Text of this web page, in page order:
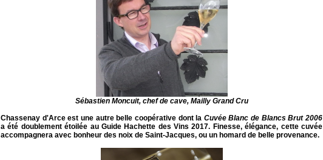
Sébastien Moncuit, chef de cave, Mailly Grand Cru
Chassenay d'Arceest une autre belle coopérative dont la Cuvée Blanc de Blancs Brut 2006
a été doublement étoilée au Guide Hachette des Vins 2017. Finesse, élégance, cette cuvée
accompagnera avec bonheur des noix de Saint-Jacques, ou un homard de belle provenance.